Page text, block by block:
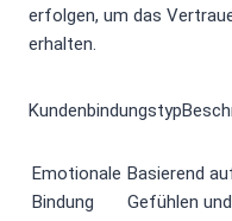
erfolgen, um das
erhalten.
Emotionale
Bindung
Basierend
Gefühlen